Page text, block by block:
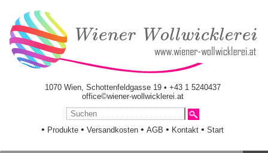
1070 Wien, Schottenfeldgasse 19 • +43 1 5240437
office©wiener-wollwicklerei.at
• Produkte •Versandkosten •AGB • Kontakt •Start